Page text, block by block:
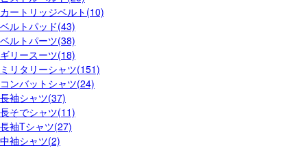
カートリッジベルト(10)
ベルトパッド(43)
ベルトパーツ(38)
ギリースーツ(18)
ミリタリーシャツ(151)
コンバットシャツ(24)
長袖シャツ(37)
長そでシャツ(11)
長袖Tシャツ(27)
中袖シャツ(2)